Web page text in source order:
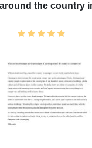
the country